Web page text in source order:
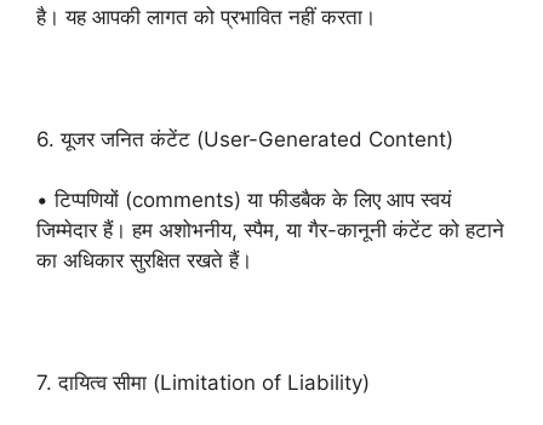
है। यह आपकी लागत को प्रभावित नहीं करता।
6. यूजर जनित कंटेंट (User-Generated Content)
• टिप्पणियों (comments) या फीडबैक के लिए आप स्वयं
जिम्मेदार हैं। हम अशोभनीय, स्पैम, या गैर-कानूनी कंटेंट को हटाने
का अधिकार सुरक्षित रखते हैं।
7. दायित्व सीमा (Limitation of Liability)